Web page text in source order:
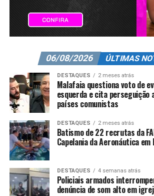
06/08/2026 ÚLTIMAS
DESTAQUES 2 meses atrás
Malafaia questiona voto de
esquerda e cita perseguição
países comunistas
DESTAQUES 2 meses atrás
Batismo de 22 recrutas da
Capelania da Aeronáutica
DESTAQUES 4 semanas atrás
Policiais armados
denúncia de som alto em